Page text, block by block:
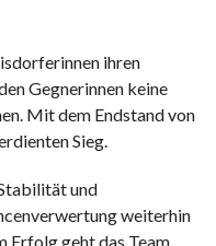
ihren
Gegnerinnen keine
Mit dem Endstand von
Sieg.
und
weiterhin
Erfolg geht das Team